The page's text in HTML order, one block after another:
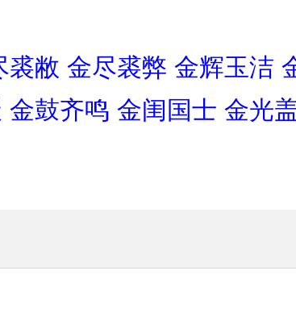
裘敝 金尽裘弊 金辉玉洁
金鼓齐鸣 金闺国士 金光